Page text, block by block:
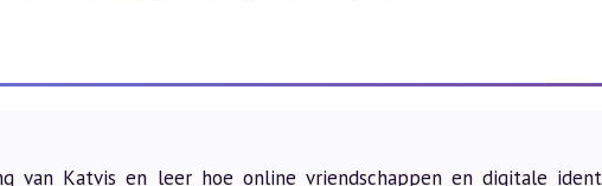
van Katvis en leer hoe online vriendschappen en digitale